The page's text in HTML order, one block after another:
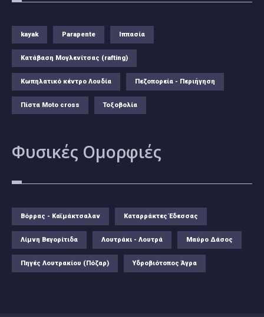
kayak Parapente Ιππασία
Κατάβαση Μογλενίτσας (rafting)
Κωπηλατικό κέντρο Λουδία Πεζοπορεία - Περιήγηση
Πίστα Moto cross Τοξοβολία
Φυσικές Ομορφιές
Βόρρας - Καϊμάκτσαλαν Καταρράκτες Έδεσσας
Λίμνη Βεγορίτιδα Λουτράκι - Λουτρά Μαύρο Δάσος
Πηγές Λουτρακίου (Πόζαρ) Υδροβιότοπος Άγρα